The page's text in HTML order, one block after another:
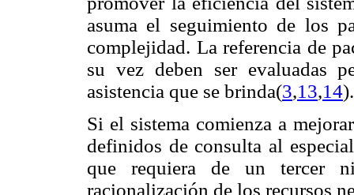
asuma el seguimiento de los
complejidad. La referencia de
su vez deben ser evaluadas
asistencia que se brinda(3,13,14
Si el sistema comienza a
definidos de consulta al
que requiera de un tercer
racionalización de los recursos